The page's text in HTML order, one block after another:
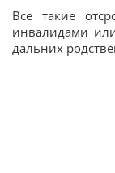
Все такие
инвалидами
дальних